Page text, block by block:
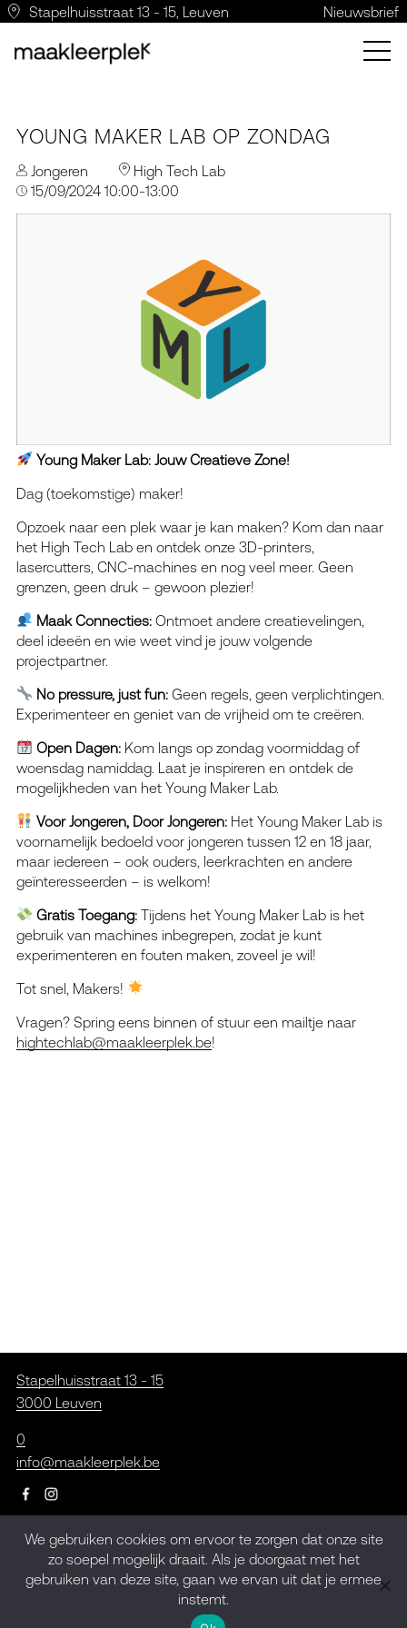
Stapelhuisstraat 13 - 15, Leuven Nieuwsbrief
YOUNG MAKER LAB OP ZONDAG
Jongeren
High Tech Lab
15/09/2024 10:00-13:00
Young Maker Lab: Jouw Creatieve Zone!
Dag (toekomstige) maker!
Opzoek naar een plek waar je kan maken? Kom dan naar
het High Tech Lab en ontdek onze 3D-printers,
lasercutters, CNC-machines en nog veel meer. Geen
grenzen, geen druk – gewoon plezier!
Maak Connecties: Ontmoet andere creatievelingen,
deel ideeën en wie weet vind je jouw volgende
projectpartner.
No pressure, just fun: Geen regels, geen verplichtingen.
Experimenteer en geniet van de vrijheid om te creëren.
Open Dagen: Kom langs op zondag voormiddag of
woensdag namiddag. Laat je inspireren en ontdek de
mogelijkheden van het Young Maker Lab.
Voor Jongeren, Door Jongeren: Het Young Maker Lab is
voornamelijk bedoeld voor jongeren tussen 12 en 18 jaar,
maar iedereen – ook ouders, leerkrachten en andere
geïnteresseerden – is welkom!
Gratis Toegang: Tijdens het Young Maker Lab is het
gebruik van machines inbegrepen, zodat je kunt
experimenteren en fouten maken, zoveel je wil!
Tot snel, Makers!
Vragen? Spring eens binnen of stuur een mailtje naar
hightechlab@maakleerplek.be!
Stapelhuisstraat 13 - 15
3000 Leuven
0
info@maakleerplek.be
Inschrijven op de
nieuwsbrief
We gebruiken cookies om ervoor te zorgen dat onze site
zo soepel mogelijk draait. Als je doorgaat met het
gebruiken van deze site, gaan we ervan uit dat je ermee
instemt.